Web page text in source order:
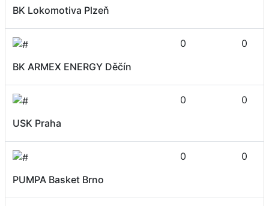
BK Lokomotiva Plzeň
BK ARMEX ENERGY Děčín
0 0
USK Praha
0 0
PUMPA Basket Brno
0 0